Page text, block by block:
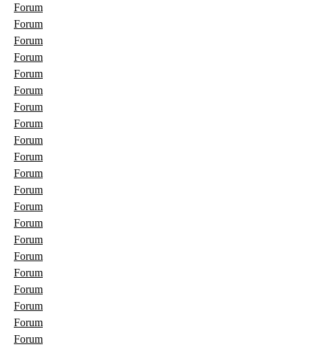
Forum
Forum
Forum
Forum
Forum
Forum
Forum
Forum
Forum
Forum
Forum
Forum
Forum
Forum
Forum
Forum
Forum
Forum
Forum
Forum
Forum